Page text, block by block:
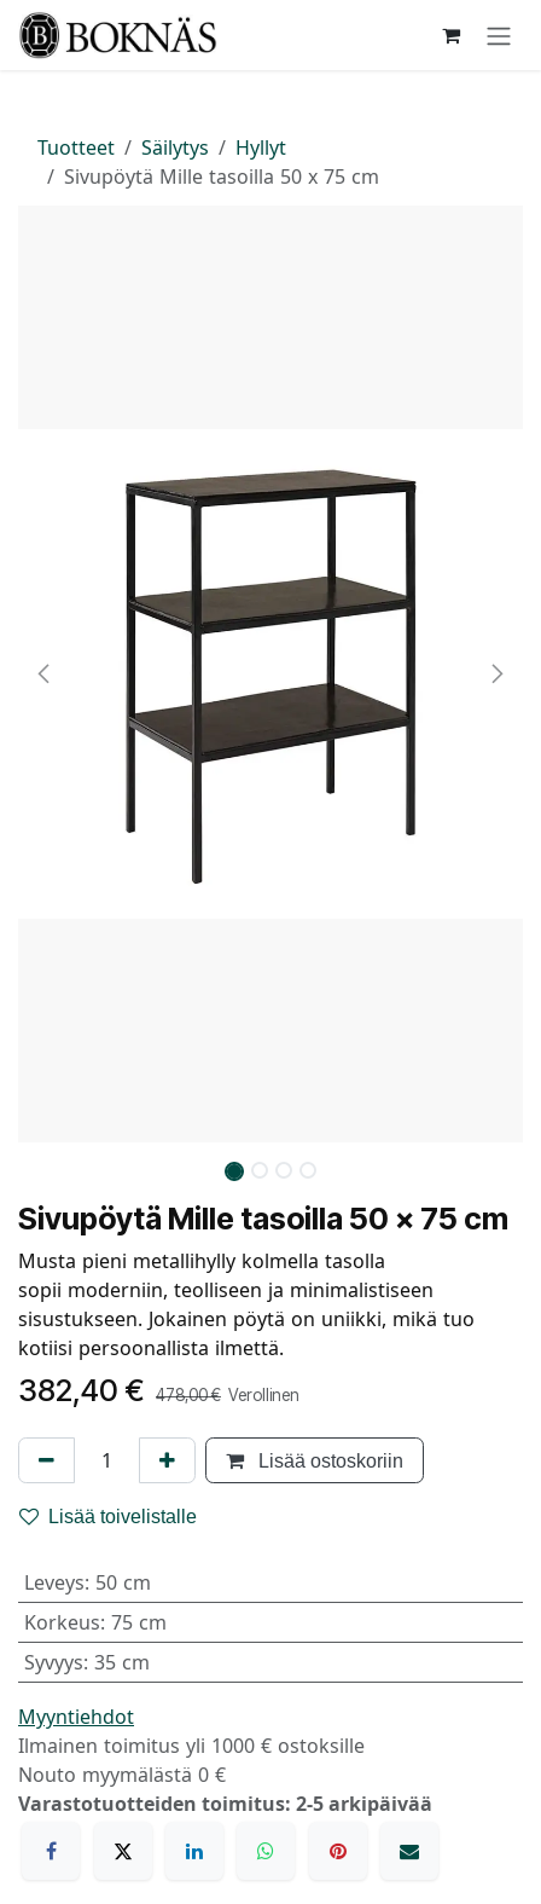
Siirry sisältöön
Tuotteet Säilytys
Hyllyt
Sivupöytä Mille tasoilla 50 x 75 cm
Sivupöytä Mille tasoilla 50 x 75 cm
Musta pieni metallihylly kolmella tasolla
sopii moderniin, teolliseen ja minimalistiseen
sisustukseen. Jokainen pöytä on uniikki, mikä tuo
kotiisi persoonallista ilmettä.
382,40 € 478,00€ Verollinen
Lisää ostoskoriin
Lisää toivelistalle
Leveys: 50 cm
Korkeus: 75 cm
Syvyys: 35 cm
Myyntiehdot
Ilmainen toimitus yli 1000 € ostoksille
Nouto myymälästä 0 €
Varastotuotteiden toimitus: 2-5 arkipäivää